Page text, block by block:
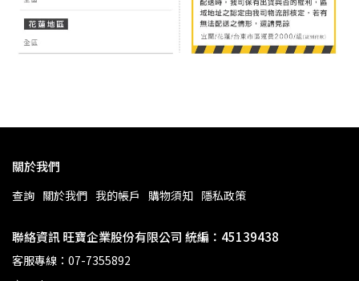
關於我們
查詢 關於我們 我的帳戶 購物須知 隱私政策
聯絡資訊 旺寶企業股份有限公司 統編：45139438
客服專線：07-7355892